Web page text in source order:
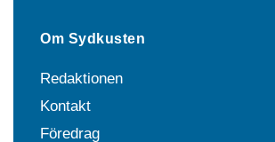
Om Sydkusten
Redaktionen
Kontakt
Föredrag